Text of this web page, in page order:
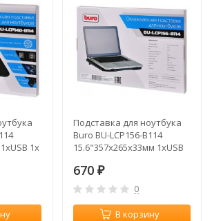
1x
Подставка для ноутбука
Buro BU-LCP156-B114
15.6"357x265x33мм 1xUSB
металлическая сетка/
пластик черный
670 ₽
0
В корзину